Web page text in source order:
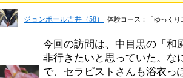
ジョンポール吉井（58） 体験コース：「ゆっく
今回の訪問は、中目黒の「和
非行きたいと思っていた。な
で、セラピストさんも浴衣っ